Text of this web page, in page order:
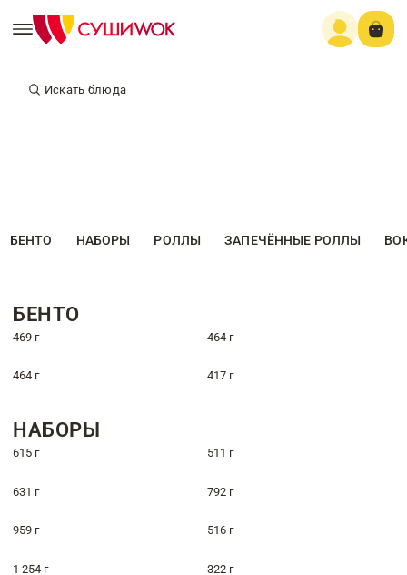
Искать блюда
БЕНТО НАБОРЫ РОЛЛЫ ЗАПЕЧЁННЫЕ РОЛЛЫ
БЕНТО
469 г 464 г
464 г 417 г
НАБОРЫ
615 г 511 г
631 г 792 г
959 г 516 г
1 254 г 322 г